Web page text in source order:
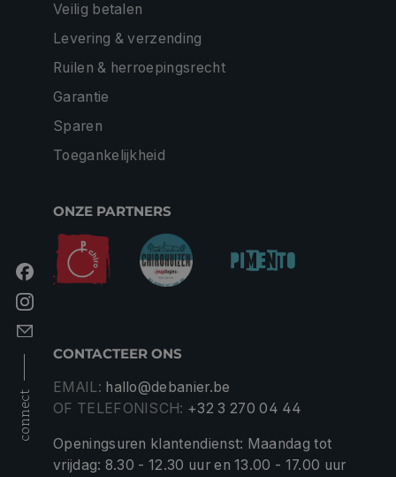
connect
Veilig betalen
Levering & verzending
Ruilen & herroepingsrecht
Garantie
Sparen
Toegankelijkheid
ONZE PARTNERS
CONTACTEER ONS
EMAIL: hallo@debanier.be
OF TELEFONISCH: +32 3 270 04 44
Openingsuren klantendienst: Maandag tot
vrijdag: 8.30 - 12.30 uur en 13.00 - 17.00 uur